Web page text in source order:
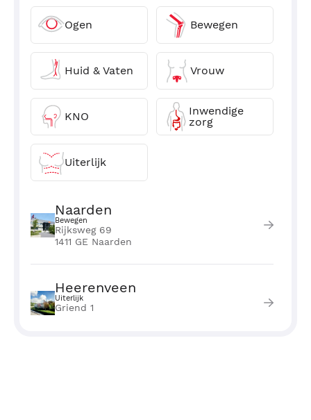
Ogen Bewegen
Huid & Vaten Vrouw
KNO
Inwendige
zorg
Uiterlijk
Naarden
Bewegen
Rijksweg 69
1411 GE Naarden
Heerenveen
Uiterlijk
Griend 1